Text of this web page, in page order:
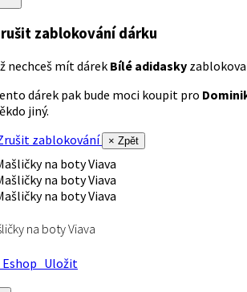
zablokování dárku
nechceš mít dárek Bílé adidasky
dárek pak bude moci koupit pro
jiný.
zablokování
× Zpět
na boty Viava
Uložit